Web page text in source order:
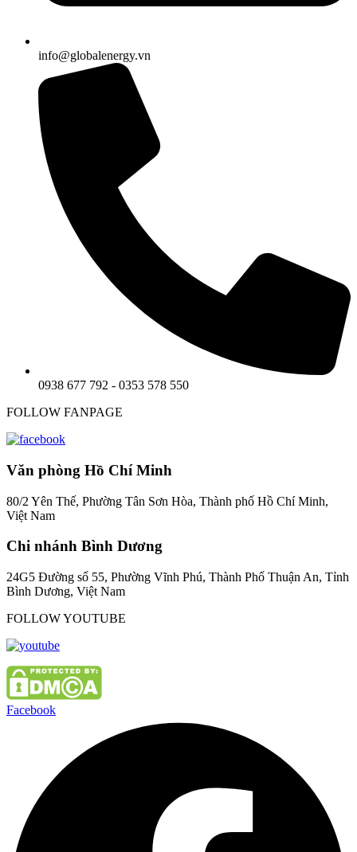
info@globalenergy.vn
0938 677 792 - 0353 578 550
FOLLOW FANPAGE
Văn phòng Hồ Chí Minh
80/2 Yên Thế, Phường Tân Sơn Hòa, Thành phố Hồ Chí Minh,
Việt Nam
Chi nhánh Bình Dương
24G5 Đường số 55, Phường Vĩnh Phú, Thành Phố Thuận An, Tỉnh
Bình Dương, Việt Nam
FOLLOW YOUTUBE
Facebook